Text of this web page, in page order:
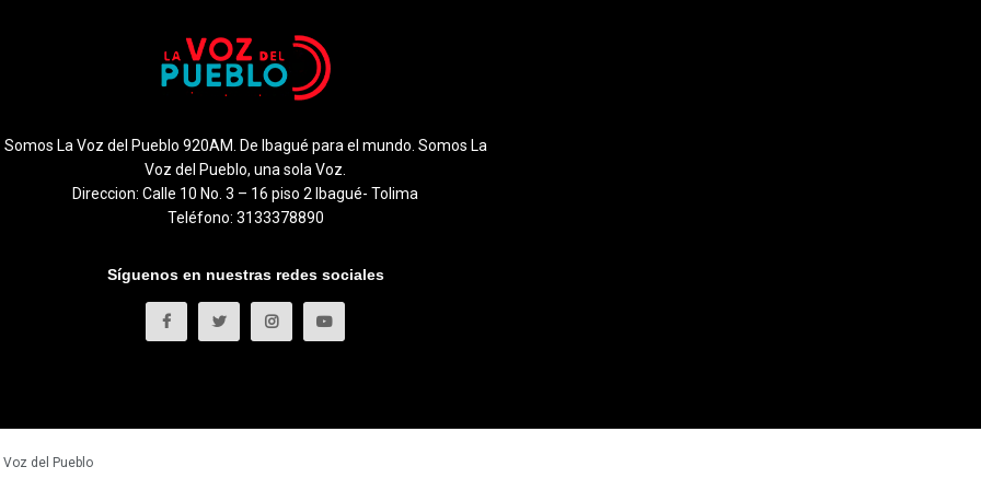
Somos La Voz del Pueblo 920AM. De Ibagué para el mundo. Somos La
Voz del Pueblo, una sola Voz.
Direccion: Calle 10 No. 3 – 16 piso 2 Ibagué- Tolima
Teléfono: 3133378890
Síguenos en nuestras redes sociales
Voz del Pueblo